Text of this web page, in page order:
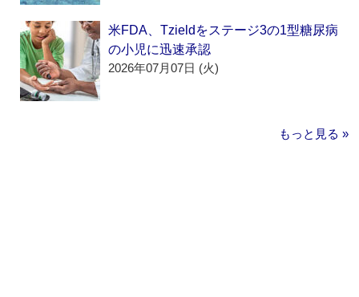
米FDA、Tzieldをステージ3の1型糖尿病
の小児に迅速承認
2026年07月07日 (火)
もっと見る »